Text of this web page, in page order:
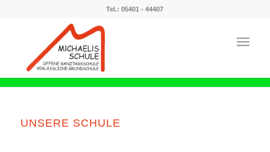
Tel.: 05401 - 44407
UNSERE SCHULE